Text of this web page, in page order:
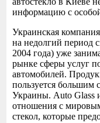
информацию с
Украинская
на недолгий период
2004 года) уже
рынке сферы услуг
автомобилей.
пользуется большим
Украины. Auto Glass
отношения с
стекол, которые